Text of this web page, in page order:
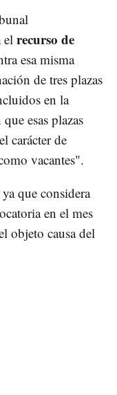
el recurso de
esa misma
de tres plazas
en la
esas plazas
carácter de
vacantes".
ya que considera
en el mes
objeto causa del